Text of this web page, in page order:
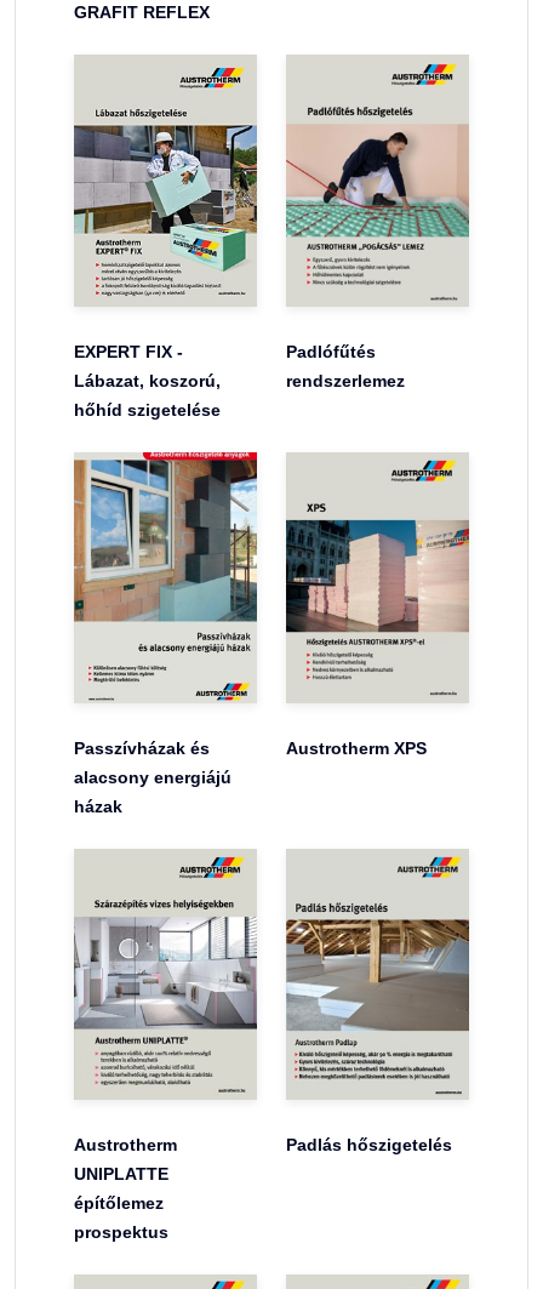
GRAFIT REFLEX
EXPERT FIX -
Lábazat, koszorú,
hőhíd szigetelése
Padlófűtés
rendszerlemez
Passzívházak és
alacsony energiájú
házak
Austrotherm XPS
Austrotherm
UNIPLATTE
építőlemez
prospektus
Padlás hőszigetelés